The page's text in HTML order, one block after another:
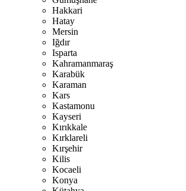
Hakkari
Hatay
Mersin
Iğdır
Isparta
Kahramanmaraş
Karabük
Karaman
Kars
Kastamonu
Kayseri
Kırıkkale
Kırklareli
Kırşehir
Kilis
Kocaeli
Konya